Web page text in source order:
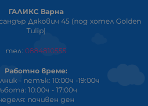
ГАЛИКС Варна
Дякович 45 (под хотел Golden
Tulip)
тел: 0884810555
Работно време:
- петък: 10:00ч -19:00ч
10:00ч - 17:00ч
почивен ден